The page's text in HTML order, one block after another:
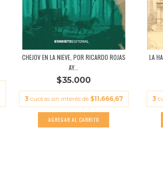
CHEJOV EN LA NIEVE, POR RICARDO ROJAS
AY...
$35.000
3 cuotas sin interés de $11.666,67
LA
3